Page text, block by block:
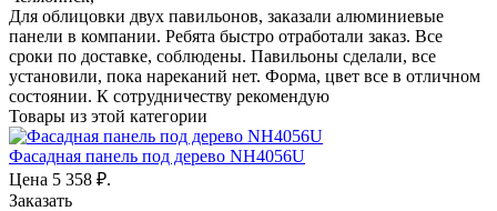
Для облицовки двух павильонов, заказали алюминиевые
панели в компании. Ребята быстро отработали заказ. Все
сроки по доставке, соблюдены. Павильоны сделали, все
установили, пока нареканий нет. Форма, цвет все в отличном
состоянии. К сотрудничеству рекомендую
Товары из этой категории
Фасадная панель под дерево NH4056U
Цена 5 358 ₽.
Заказать